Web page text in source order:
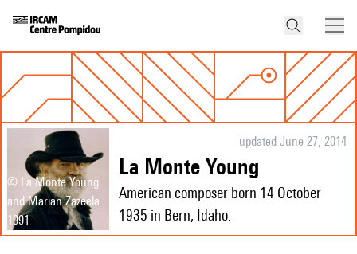
© La Monte Young
and Marian Zazeela
1991
updated June 27, 2014
La Monte Young
American composer born 14 October
1935 in Bern, Idaho.